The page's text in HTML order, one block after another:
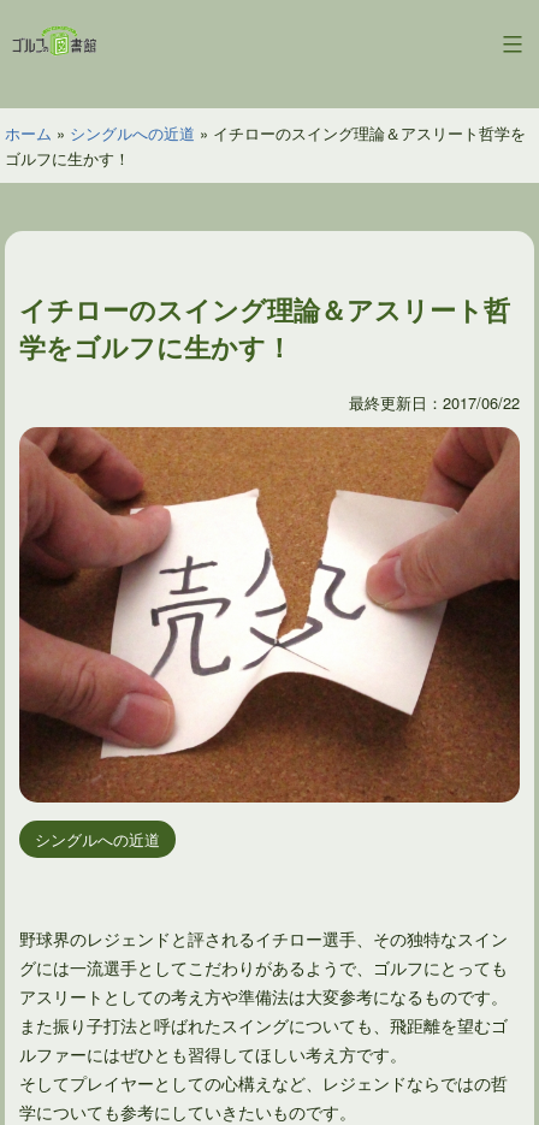
ン
ツ
へ
ス
ッ
ゴ
フ
の
図
ホーム » シングルへの近道 » イチローのスイング理論＆アスリート哲学を
ゴルフに生かす！
イチローのスイング理論＆アスリート哲
学をゴルフに生かす！
最終更新日：2017/06/22
シングルへの近道
野球界のレジェンドと評されるイチロー選手、その独特なスイン
グには一流選手としてこだわりがあるようで、ゴルフにとっても
アスリートとしての考え方や準備法は大変参考になるものです。
また振り子打法と呼ばれたスイングについても、飛距離を望むゴ
ルファーにはぜひとも習得してほしい考え方です。
そしてプレイヤーとしての心構えなど、レジェンドならではの哲
学についても参考にしていきたいものです。